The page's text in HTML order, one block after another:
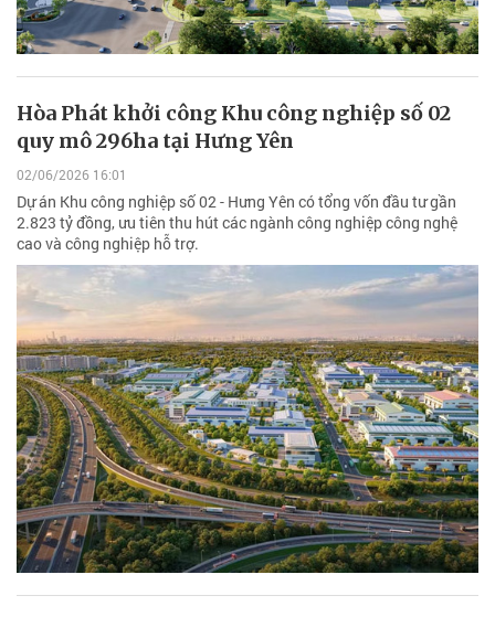
Hòa Phát khởi công Khu công nghiệp số 02
quy mô 296ha tại Hưng Yên
02/06/2026 16:01
Dự án Khu công nghiệp số 02 - Hưng Yên có tổng vốn đầu tư gần
2.823 tỷ đồng, ưu tiên thu hút các ngành công nghiệp công nghệ
cao và công nghiệp hỗ trợ.